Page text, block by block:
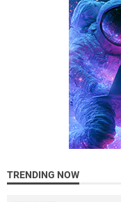
TRENDING NOW